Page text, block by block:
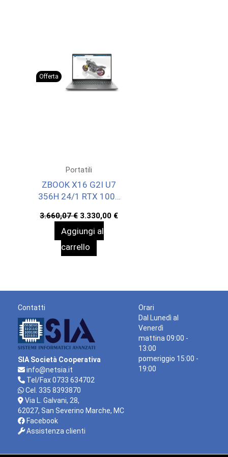
Offerta
Portatili
ZBOOK X16 G2I U7
356H 24/1 RTX 1000
3.660,07€ Il
prezzo
originale
3.660,07 €.
3.330,00 €Il
prezzo
Aggiungi al
carrello
Contatti
SIA Società Cooperativa
info@netsia.it
Tel/Fax 0733 634702
Cel. 335 8393870
Via L. Galvani, 28,
62027, San Severino Marche, MC
Facebook
Assistenza clienti
Orari
Dal Lunedì al
Venerdì
mattina 09:00 -
13:00
pomeriggio 15:00 -
19:00